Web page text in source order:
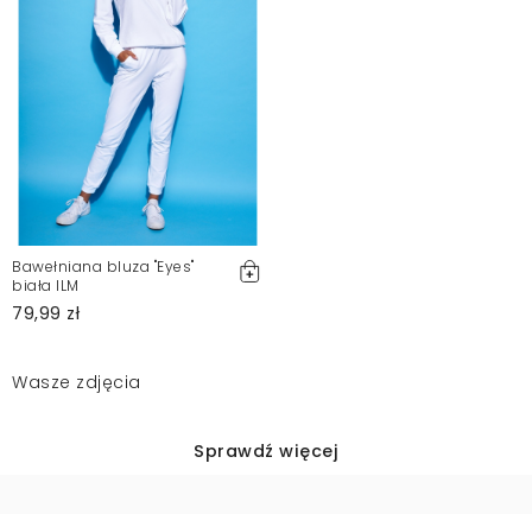
Bawełniana bluza "Eyes"
biała ILM
79,99 zł
Wasze zdjęcia
Sprawdź więcej